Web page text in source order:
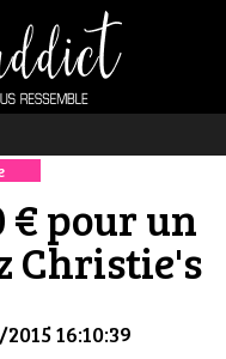
€ pour un
Christie's
16:10:39